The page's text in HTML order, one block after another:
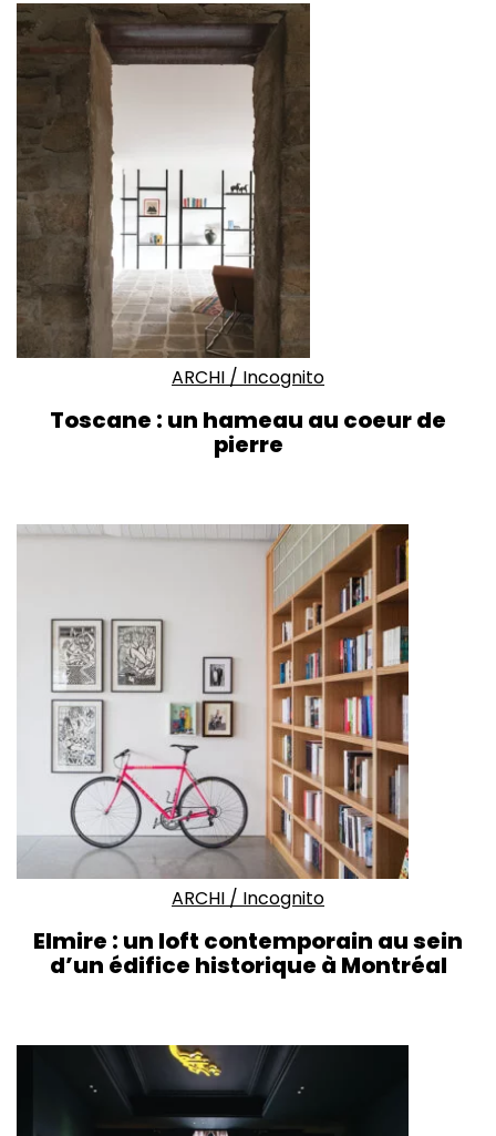
ARCHI / Incognito
Toscane : un hameau au coeur de
pierre
ARCHI / Incognito
Elmire : un loft contemporain au sein
d’un édifice historique à Montréal